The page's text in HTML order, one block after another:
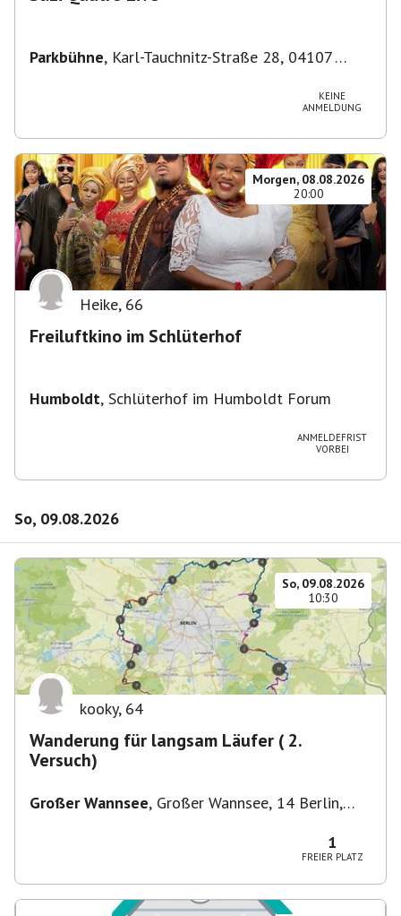
Parkbühne, Karl-Tauchnitz-Straße 28, 04107
KEINE
ANMELDUNG
Morgen, 08.08.2026
20:00
Heike, 66
Freiluftkino im Schlüterhof
Humboldt, Schlüterhof im Humboldt Forum
ANMELDEFRIST
VORBEI
So, 09.08.2026
So, 09.08.2026
10:30
kooky, 64
Wanderung für langsam Läufer ( 2.
Versuch)
Großer Wannsee, Großer Wannsee, 14 Berlin,
1
FREIER PLATZ